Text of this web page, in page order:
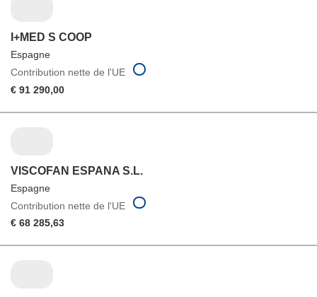
I+MED S COOP
Espagne
Contribution nette de l'UE
€ 91 290,00
VISCOFAN ESPANA S.L.
Espagne
Contribution nette de l'UE
€ 68 285,63